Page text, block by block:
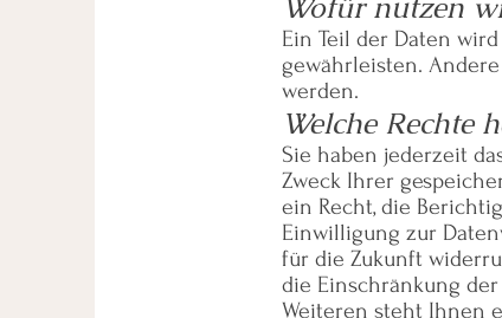
Ein Teil der Daten
gewährleisten.
werden.
Welche Rechte
Sie haben jederzeit
Zweck Ihrer
ein Recht, die
Einwilligung zur
für die Zukunft
die Einschränkung
Weiteren steht Ihnen